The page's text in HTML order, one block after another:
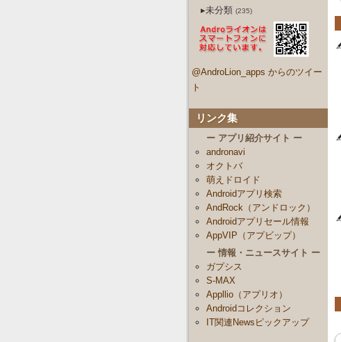
▸未分類 (235)
@AndroLion_apps からのツイー
ト
リンク集
ー アプリ紹介サイト ー
andronavi
オクトバ
萌えドロイド
Androidアプリ検索
AndRock（アンドロック）
Androidアプリセール情報
AppVIP（アプビップ）
ー 情報・ニュースサイト ー
ガプシス
S-MAX
Appllio（アプリオ）
Androidコレクション
IT関連Newsピックアップ